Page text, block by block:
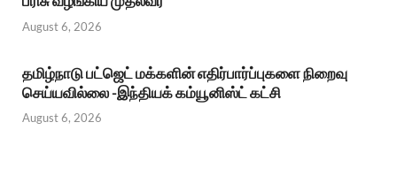
August 6, 2026
தமிழ்நாடு பட்ஜெட் மக்களின் எதிர்பார்ப்புகளை நிறைவு
செய்யவில்லை -இந்தியக் கம்யூனிஸ்ட் கட்சி
August 6, 2026